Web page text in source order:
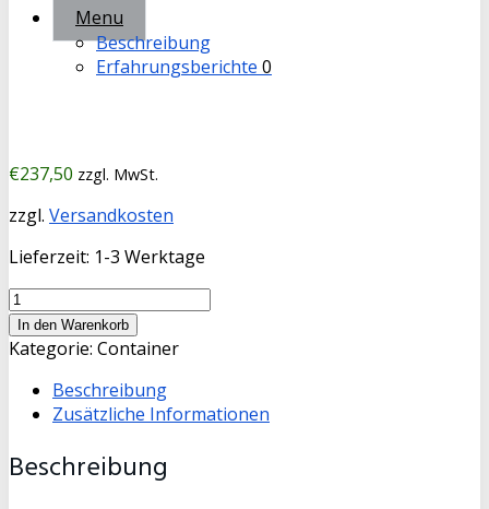
Menu
Beschreibung
Erfahrungsberichte 0
€237,50 zzgl. MwSt.
zzgl. Versandkosten
Lieferzeit: 1-3 Werktage
10
cbm
Container
Menge
In den Warenkorb
Kategorie: Container
Beschreibung
Zusätzliche Informationen
Beschreibung